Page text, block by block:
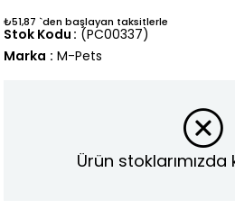
₺51,87 `den başlayan taksitlerle
(PC00337)
Stok Kodu
Marka : M-Pets
Ürün stoklarımızda